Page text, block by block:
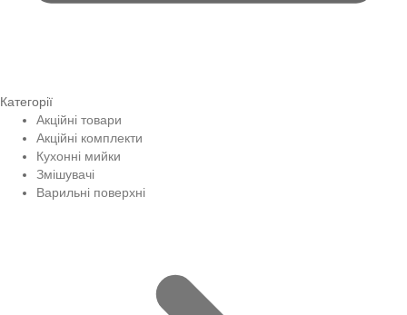
Категорії
Акційні товари
Акційні комплекти
Кухонні мийки
Змішувачі
Варильні поверхні